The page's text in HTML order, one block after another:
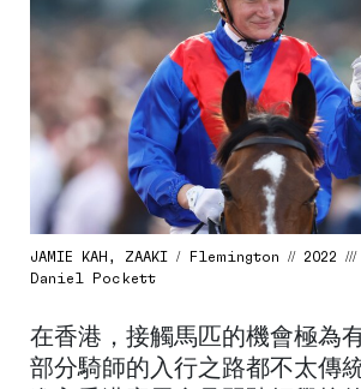
JAMIE KAH, ZAAKI / Flemington // 2022
Daniel Pockett
在香港，接觸馬匹的機會極為
部分騎師的入行之路都不太傳